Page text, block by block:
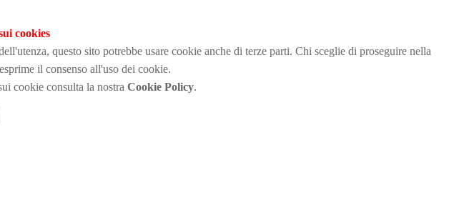
cookies
questo sito potrebbe usare cookie anche di terze parti. Chi sceglie di proseguire nella
il consenso all'uso dei cookie.
cookie consulta la nostra Cookie Policy.